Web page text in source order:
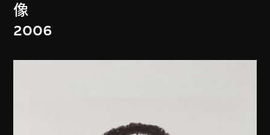
像
2006